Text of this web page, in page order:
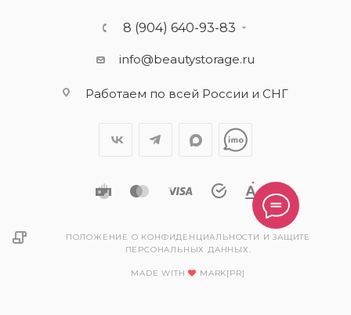
8 (904) 640-93-83
info@beautystorage.ru
Работаем по всей России и СНГ
ПОЛОЖЕНИЕ О КОНФИДЕНЦИАЛЬНОСТИ И ЗАЩИТЕ
ПЕРСОНАЛЬНЫХ ДАННЫХ.
MADE WITH MARK[PR]